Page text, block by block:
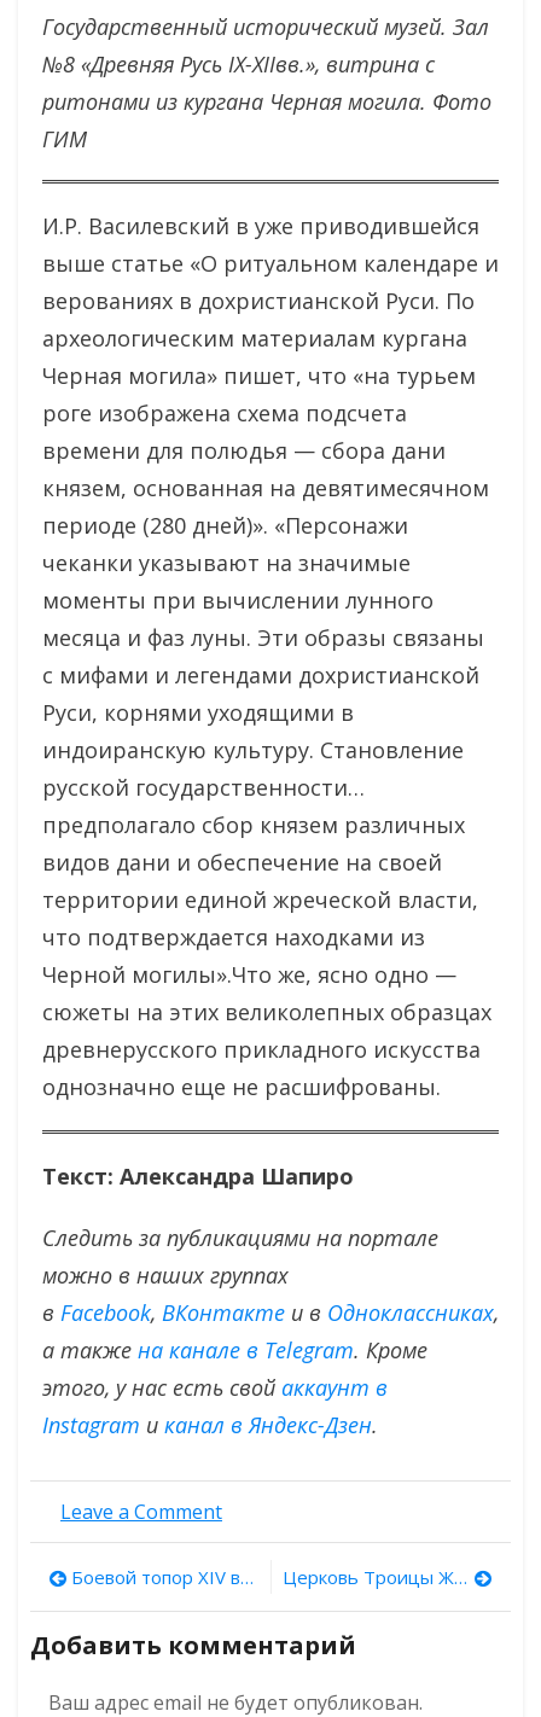
Государственный исторический музей. Зал
№8 «Древняя Русь IX-XIIвв.», витрина с
ритонами из кургана Черная могила. Фото
ГИМ
И.Р. Василевский в уже приводившейся
выше статье «О ритуальном календаре и
верованиях в дохристианской Руси. По
археологическим материалам кургана
Черная могила» пишет, что «на турьем
роге изображена схема подсчета
времени для полюдья — сбора дани
князем, основанная на девятимесячном
периоде (280 дней)». «Персонажи
чеканки указывают на значимые
моменты при вычислении лунного
месяца и фаз луны. Эти образы связаны
с мифами и легендами дохристианской
Руси, корнями уходящими в
индоиранскую культуру. Становление
русской государственности…
предполагало сбор князем различных
видов дани и обеспечение на своей
территории единой жреческой власти,
что подтверждается находками из
Черной могилы».Что же, ясно одно —
сюжеты на этих великолепных образцах
древнерусского прикладного искусства
однозначно еще не расшифрованы.
Текст: Александра Шапиро
Следить за публикациями на портале
можно в наших группах
в Facebook, ВКонтакте и в Одноклассниках,
а также на канале в Telegram. Кроме
этого, у нас есть свой аккаунт в
Instagram и канал в Яндекс-Дзен.
Leave a Commenton
Черной
могилы
Навигация
по
записям
Боевой топор XIV века Церковь Троицы Живоначальной в Листах
Добавить комментарий
Ваш адрес email не будет опубликован.